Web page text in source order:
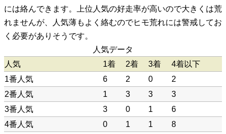
には絡んできます。上位人気の好走率が高いので大きくは荒
れませんが、人気薄もよく絡むのでヒモ荒れには警戒してお
く必要がありそうです。
人気データ
人気
1着 2着 3着
4着以下
1番人気
6 2 0
2
2番人気
1 3 3
3
3番人気
3 0 1
6
4番人気
0 1 1
8